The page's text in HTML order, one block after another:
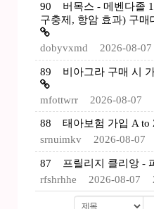
90
버목스 - 메벤다졸
구충제, 항암 효과) 구
dobyvxmd 2026-08-07
89 비아그라 구매 시
mfottwrr 2026-08-07
88
태아보험 가입 A to
srnuimkv
2026-08-07
87
프릴리지 클리앙 -
rfshrhhe
2026-08-07